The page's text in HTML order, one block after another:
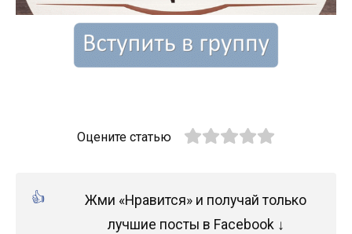
Оцените статью
Жми «Нравится» и получай только
лучшие посты в Facebook ↓